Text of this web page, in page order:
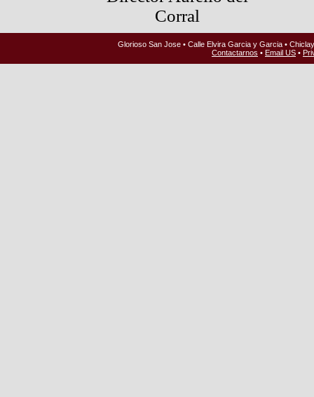
Corral
Glorioso San Jose • Calle Elvira Garcia y Garcia •
Contactarnos • Email US •